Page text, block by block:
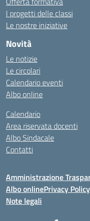
I progetti delle classi
Le nostre iniziative
Novità
Le notizie
Le circolari
Calendario eventi
Albo online
Calendario
Area riservata docenti
Albo Sindacale
Contatti
Amministrazione
Albo onlinePrivacy Policy
Note legali